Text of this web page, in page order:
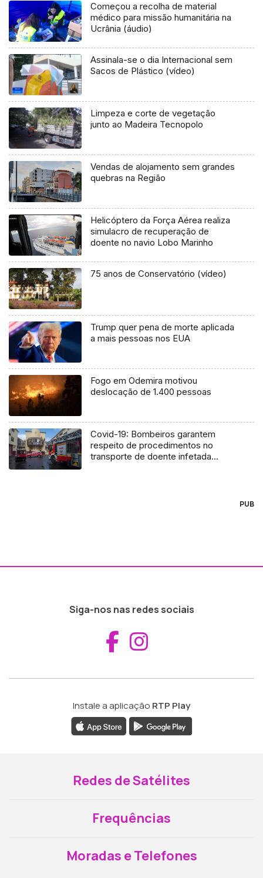
Começou a recolha de material
médico para missão humanitária na
Ucrânia (áudio)
Assinala-se o dia Internacional sem
Sacos de Plástico (vídeo)
Limpeza e corte de vegetação
junto ao Madeira Tecnopolo
Vendas de alojamento sem grandes
quebras na Região
Helicóptero da Força Aérea realiza
simulacro de recuperação de
doente no navio Lobo Marinho
75 anos de Conservatório (vídeo)
Trump quer pena de morte aplicada
a mais pessoas nos EUA
Fogo em Odemira motivou
deslocação de 1.400 pessoas
Covid-19: Bombeiros garantem
respeito de procedimentos no
transporte de doente infetada
PUB
Siga-nos nas redes sociais
Aceder ao
Instale a aplicação RTP Play
Redes de Satélites
Frequências
Moradas e Telefones